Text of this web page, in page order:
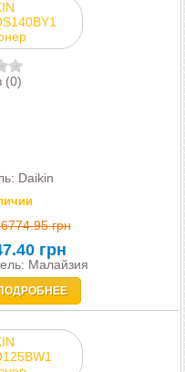
(0)
Daikin
грн
грн
Малайзия